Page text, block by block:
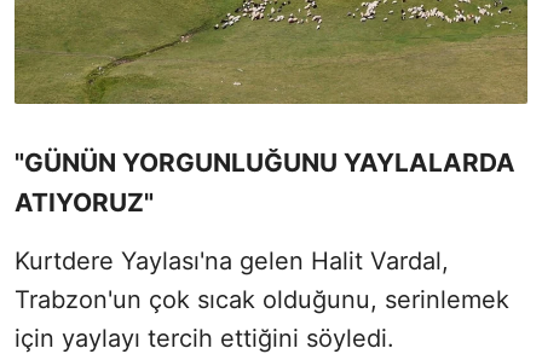
"GÜNÜN YORGUNLUĞUNU YAYLALARDA
ATIYORUZ"
Kurtdere Yaylası'na gelen Halit Vardal,
Trabzon'un çok sıcak olduğunu, serinlemek
için yaylayı tercih ettiğini söyledi.